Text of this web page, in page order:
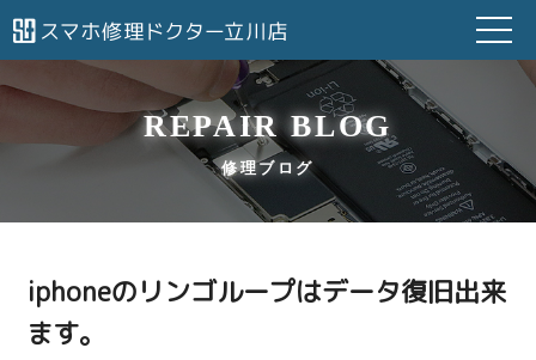
REPAIR BLOG
修理ブログ
iphoneのリンゴループはデータ復旧出来
ます。